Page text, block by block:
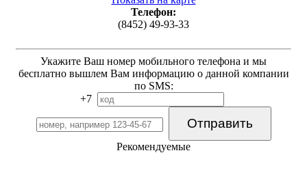
Телефон:
(8452) 49-93-33
Укажите Ваш номер мобильного телефона и мы
бесплатно вышлем Вам информацию о данной компании
по SMS:
+7
Рекомендуемые